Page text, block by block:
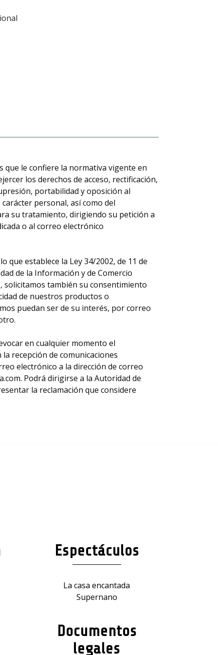
que le confiere la normativa vigente en
los derechos de acceso, rectificación,
portabilidad y oposición al
personal, así como del
su tratamiento, dirigiendo su petición a
o al correo electrónico
que establece la Ley 34/2002, de 11 de
de la Información y de Comercio
solicitamos también su consentimiento
de nuestros productos o
puedan ser de su interés, por correo
en cualquier momento el
recepción de comunicaciones
electrónico a la dirección de correo
Podrá dirigirse a la Autoridad de
la reclamación que considere
Espectáculos
La casa encantada
Supernano
Documentos
legales